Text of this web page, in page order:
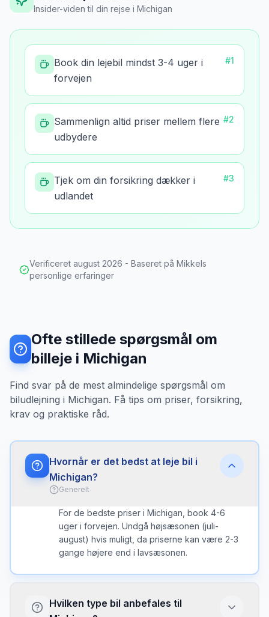
Insider-viden til din rejse i Michigan
Book din lejebil mindst 3-4 uger i
forvejen
#1
Sammenlign altid priser mellem flere
udbydere
#2
Tjek om din forsikring dækker i
udlandet
#3
Verificeret august 2026 - Baseret på Mikkels
personlige erfaringer
Ofte stillede spørgsmål om
billeje i Michigan
Find svar på de mest almindelige spørgsmål om
biludlejning i Michigan. Få tips om priser, forsikring,
krav og praktiske råd.
Hvornår er det bedst at leje bil i
Michigan?
Generelt
For de bedste priser i Michigan, book 4-6
uger i forvejen. Undgå højsæsonen (juli-
august) hvis muligt, da priserne kan være 2-3
gange højere end i lavsæsonen.
Hvilken type bil anbefales til